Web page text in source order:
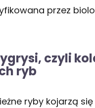
przez
czyli
ryb
ryby kojarzą